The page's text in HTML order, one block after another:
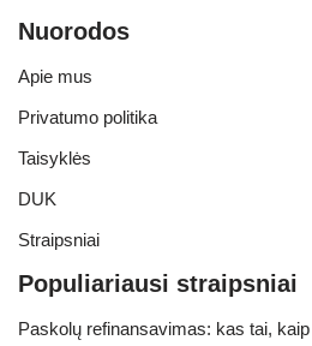
Nuorodos
Apie mus
Privatumo politika
Taisyklės
DUK
Straipsniai
Populiariausi straipsniai
Paskolų refinansavimas: kas tai,